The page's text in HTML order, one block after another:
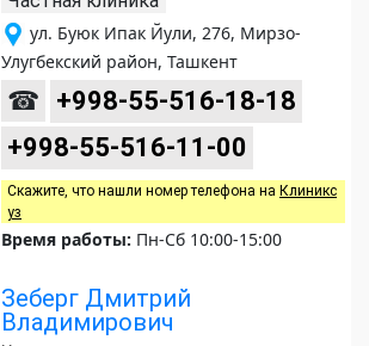
ул. Буюк Ипак Йули, 276, Мирзо-
Улугбекский район, Ташкент
☎
+998-55-516-18-18
+998-55-516-11-00
Скажите, что нашли номер телефона на Клиникс
уз
Время работы: Пн-Сб 10:00-15:00
Зеберг Дмитрий
Владимирович